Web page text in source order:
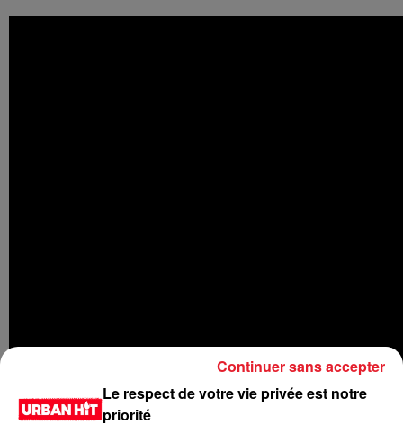
Le respect de votre vie privée est notre
priorité
Continuer sans accepter